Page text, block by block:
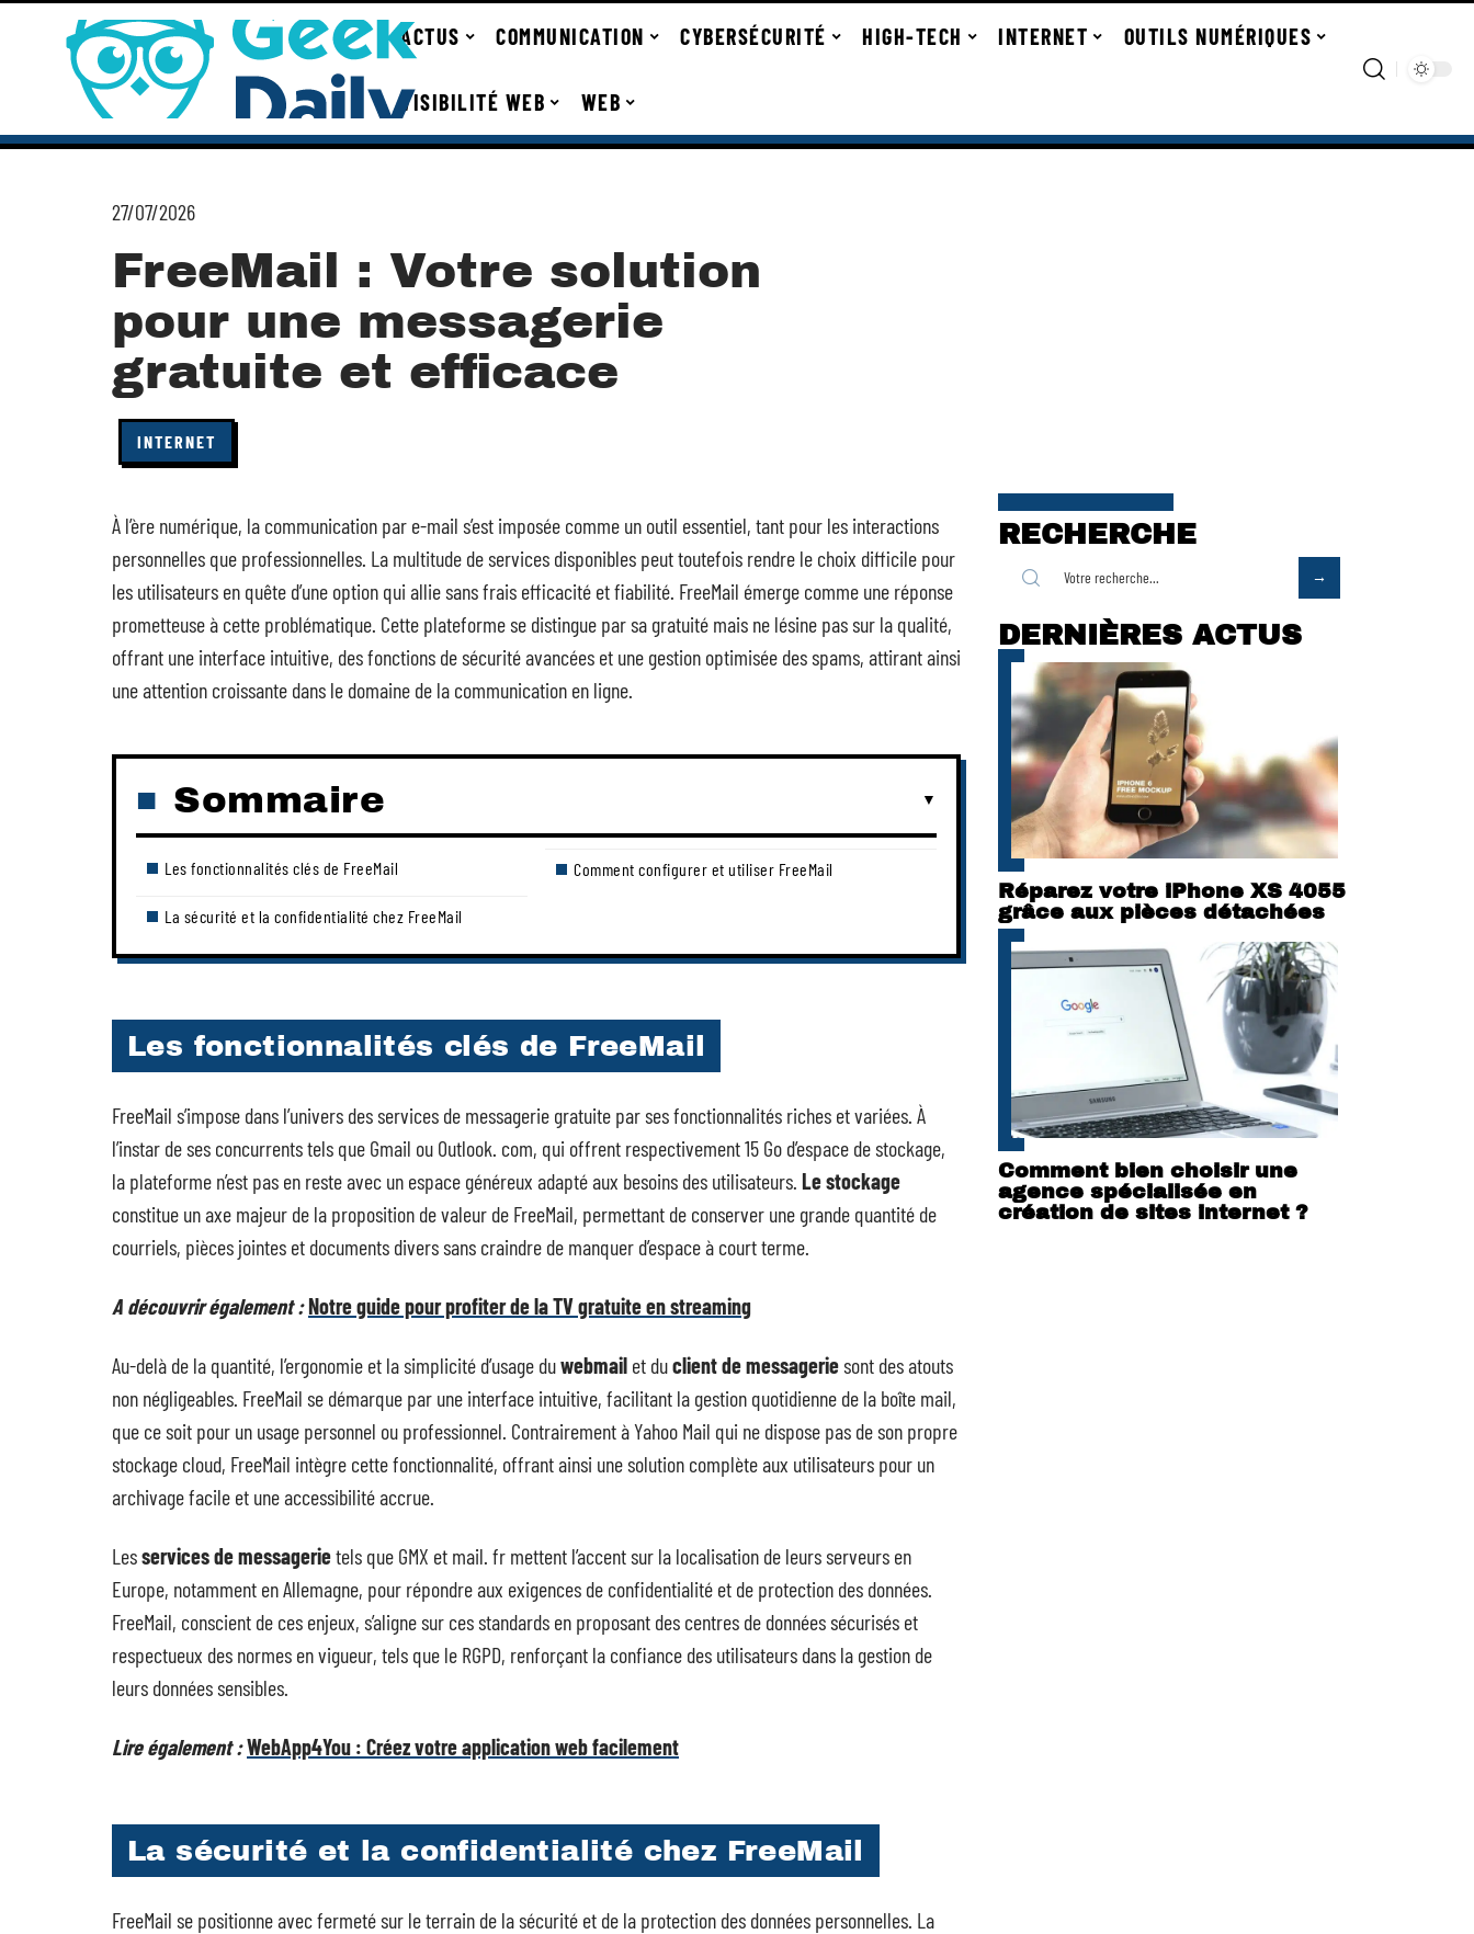
ACTUS COMMUNICATION CYBERSÉCURITÉ HIGH-TECH INTERNET OUTILS NUMÉRIQUES
VISIBILITÉ WEB WEB
27/07/2026
FreeMail : Votre solution
pour une messagerie
gratuite et efficace
INTERNET
À l’ère numérique, la communication par e-mail s’est imposée comme un outil essentiel, tant pour les interactions
personnelles que professionnelles. La multitude de services disponibles peut toutefois rendre le choix difficile pour
les utilisateurs en quête d’une option qui allie sans frais efficacité et fiabilité. FreeMail émerge comme une réponse
prometteuse à cette problématique. Cette plateforme se distingue par sa gratuité mais ne lésine pas sur la qualité,
offrant une interface intuitive, des fonctions de sécurité avancées et une gestion optimisée des spams, attirant ainsi
une attention croissante dans le domaine de la communication en ligne.
Sommaire
Les fonctionnalités clés de FreeMail
La sécurité et la confidentialité chez FreeMail
Comment configurer et utiliser FreeMail
Les fonctionnalités clés de FreeMail
FreeMail s’impose dans l’univers des services de messagerie gratuite par ses fonctionnalités riches et variées. À
l’instar de ses concurrents tels que Gmail ou Outlook. com, qui offrent respectivement 15 Go d’espace de stockage,
la plateforme n’est pas en reste avec un espace généreux adapté aux besoins des utilisateurs. Le stockage
constitue un axe majeur de la proposition de valeur de FreeMail, permettant de conserver une grande quantité de
courriels, pièces jointes et documents divers sans craindre de manquer d’espace à court terme.
A découvrir également :Notre guide pour profiter de la TV gratuite en streaming
Au-delà de la quantité, l’ergonomie et la simplicité d’usage duwebmail et duclient de messageriesont des atouts
non négligeables. FreeMail se démarque par une interface intuitive, facilitant la gestion quotidienne de la boîte mail,
que ce soit pour un usage personnel ou professionnel. Contrairement à Yahoo Mail qui ne dispose pas de son propre
stockage cloud, FreeMail intègre cette fonctionnalité, offrant ainsi une solution complète aux utilisateurs pour un
archivage facile et une accessibilité accrue.
Lesservices de messagerietels que GMX et mail. fr mettent l’accent sur la localisation de leurs serveurs en
Europe, notamment en Allemagne, pour répondre aux exigences de confidentialité et de protection des données.
FreeMail, conscient de ces enjeux, s’aligne sur ces standards en proposant des centres de données sécurisés et
respectueux des normes en vigueur, tels que le RGPD, renforçant la confiance des utilisateurs dans la gestion de
leurs données sensibles.
Lire également :WebApp4You : Créez votre application web facilement
La sécurité et la confidentialité chez FreeMail
FreeMail se positionne avec fermeté sur le terrain de la sécurité et de la protection des données personnelles. La
RECHERCHE
DERNIÈRES ACTUS
Réparez votre iPhone XS 4055
grâce aux pièces détachées
Comment bien choisir une
agence spécialisée en
création de sites internet ?